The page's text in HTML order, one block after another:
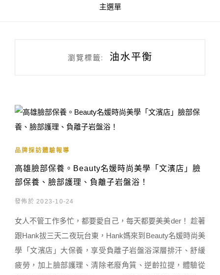
主選單
瀏覽標籤: 油水平衡
品牌採訪體驗報導
高雄臉部保養。Beauty名媛時尚美學「文濱店」臉
部保養、臉部護理、負離子岩盤浴！
發佈於 2023-10-24
女人不管工作多忙，都要愛自己，每天都要美美der！ 趁著
跟Hank拔三天二夜玩台東，Hank媽來到Beauty名媛時尚美
學「文濱店」大保養，享受負離子岩盤浴深層排汗、舒緩
疲勞，加上臉部護理、清除老廢角質、逆齡拉提，體驗從